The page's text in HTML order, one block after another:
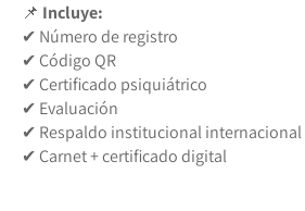
📌 Incluye:
✔ Número de registro
✔ Código QR
✔ Certificado psiquiátrico
✔ Evaluación
✔ Respaldo institucional internacional
✔ Carnet + certificado digital